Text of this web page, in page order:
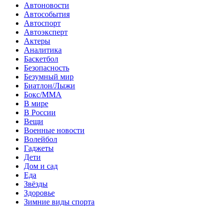
Автоновости
Автособытия
Автоспорт
Автоэксперт
Актеры
Аналитика
Баскетбол
Безопасность
Безумный мир
Биатлон/Лыжи
Бокс/MMA
В мире
В России
Вещи
Военные новости
Волейбол
Гаджеты
Дети
Дом и сад
Еда
Звёзды
Здоровье
Зимние виды спорта